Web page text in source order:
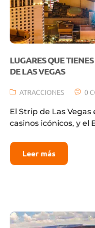
LUGARES QUE
DE LAS VEGAS
ATRACCIONES 0
El Strip de Las
casinos icónicos, y el
Leer más